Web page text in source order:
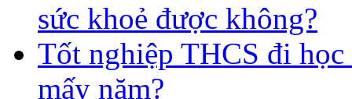
sức khoẻ được không?
Tốt nghiệp THCS đi
mấy năm?